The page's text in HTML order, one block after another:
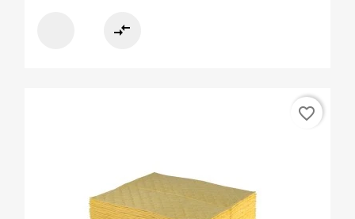
compare_arrows
favorite_border